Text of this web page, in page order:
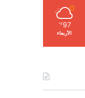
97
℉
الأربعاء